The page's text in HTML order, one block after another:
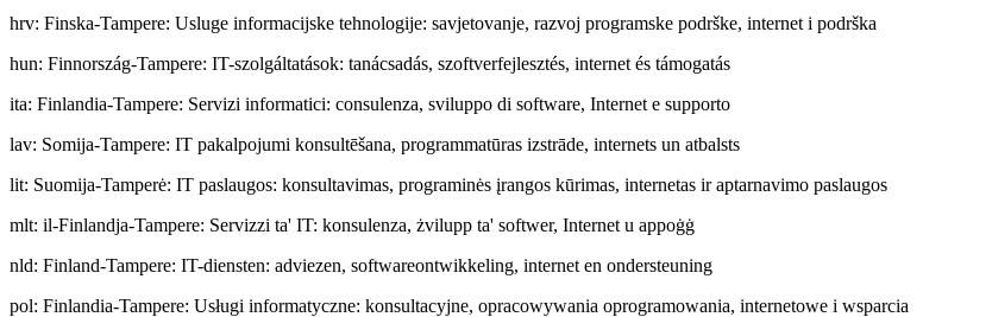
hrv: Finska-Tampere: Usluge informacijske tehnologije: savjetovanje, razvoj programske podrške, internet i podrška
hun: Finnország-Tampere: IT-szolgáltatások: tanácsadás, szoftverfejlesztés, internet és támogatás
ita: Finlandia-Tampere: Servizi informatici: consulenza, sviluppo di software, Internet e supporto
lav: Somija-Tampere: IT pakalpojumi konsultēšana, programmatūras izstrāde, internets un atbalsts
lit: Suomija-Tamperė: IT paslaugos: konsultavimas, programinės įrangos kūrimas, internetas ir aptarnavimo paslaugos
mlt: il-Finlandja-Tampere: Servizzi ta' IT: konsulenza, żvilupp ta' softwer, Internet u appoġġ
nld: Finland-Tampere: IT-diensten: adviezen, softwareontwikkeling, internet en ondersteuning
pol: Finlandia-Tampere: Usługi informatyczne: konsultacyjne, opracowywania oprogramowania, internetowe i wsparcia